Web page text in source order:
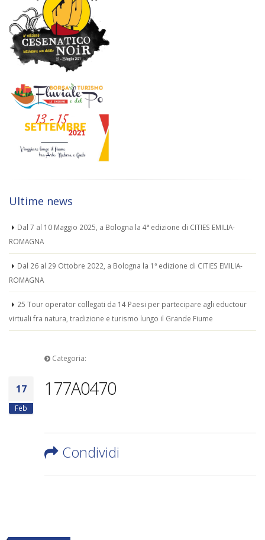
Ultime news
Dal 7 al 10 Maggio 2025, a Bologna la 4ª edizione di CITIES EMILIA-
ROMAGNA
Dal 26 al 29 Ottobre 2022, a Bologna la 1ª edizione di CITIES EMILIA-
ROMAGNA
25 Tour operator collegati da 14 Paesi per partecipare agli eductour
virtuali fra natura, tradizione e turismo lungo il Grande Fiume
Categoria:
17
Feb
177A0470
Condividi